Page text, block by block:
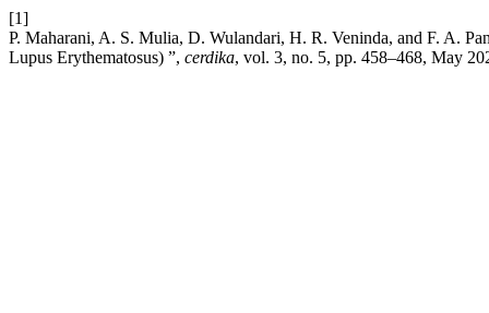
[1]
P. Maharani, A. S. Mulia, D. Wulandari, H. R. Veninda, and F. A.
Lupus Erythematosus) ”, cerdika, vol. 3, no. 5, pp. 458–468, May